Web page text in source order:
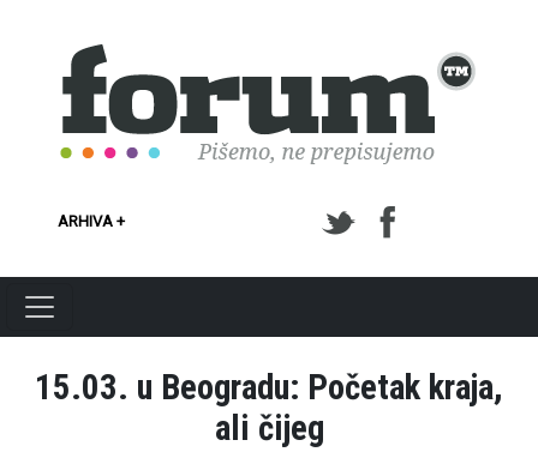
ARHIVA +
15.03. u Beogradu: Početak kraja,
ali čijeg